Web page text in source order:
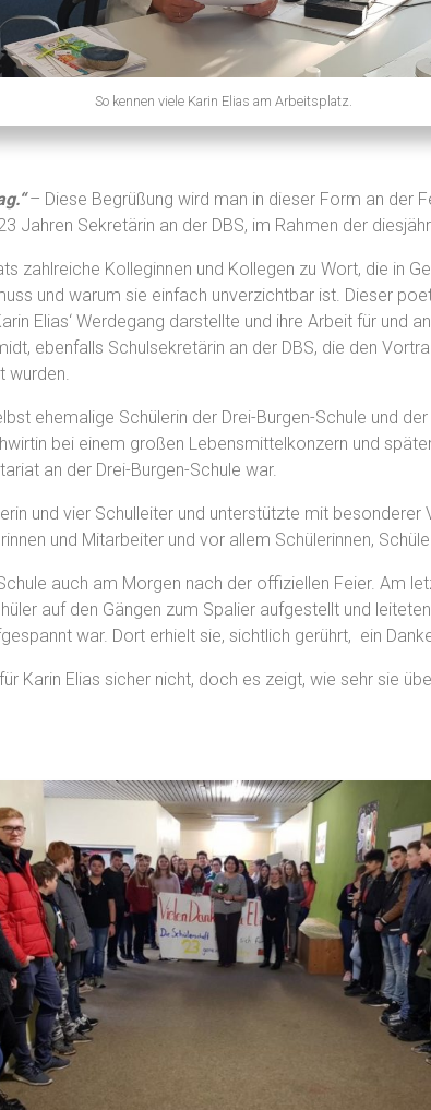
So kennen viele Karin Elias am Arbeitsplatz.
– Diese Begrüßung wird man in dieser Form an der
Jahren Sekretärin an der DBS, im Rahmen der
zahlreiche Kolleginnen und Kollegen zu Wort, die in
und warum sie einfach unverzichtbar ist. Dieser
Elias‘ Werdegang darstellte und ihre Arbeit für und
ebenfalls Schulsekretärin an der DBS, die den
wurden.
ehemalige Schülerin der Drei-Burgen-Schule und
bei einem großen Lebensmittelkonzern und
an der Drei-Burgen-Schule war.
und vier Schulleiter und unterstützte mit
und Mitarbeiter und vor allem Schülerinnen,
auch am Morgen nach der offiziellen Feier. Am
auf den Gängen zum Spalier aufgestellt und
war. Dort erhielt sie, sichtlich gerührt, ein
Karin Elias sicher nicht, doch es zeigt, wie sehr sie